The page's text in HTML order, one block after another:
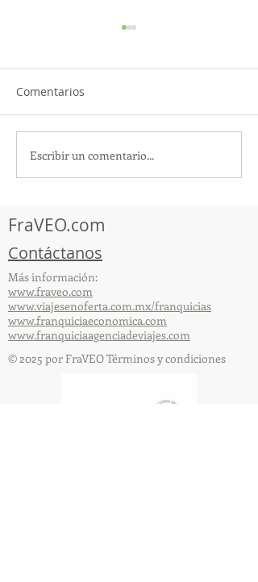
TourTravelynByFraveo
participó en la
Comentarios
Escribir un comentario...
FraVEO.com
Contáctanos
Más información:
www.fraveo.com
www.viajesenoferta.com.mx/franquicias
www.franquiciaeconomica.com
www.franquiciaagenciadeviajes.com
© 2025 por FraVEO Términos y condiciones